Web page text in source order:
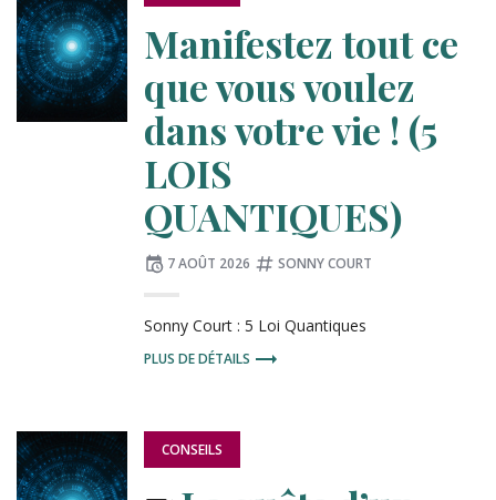
Manifestez tout ce
que vous voulez
dans votre vie ! (5
LOIS
QUANTIQUES)
Publié
7 AOÛT 2026
Tagué
SONNY COURT
Sonny Court : 5 Loi Quantiques
PLUS DE DÉTAILS
PUBLIÉ
DANS
CONSEILS